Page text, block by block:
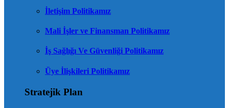
İletişim Politikamız
Mali İşler ve Finansman Politikamız
İş Sağlığı Ve Güvenliği Politikamız
Üye İlişkileri Politikamız
Stratejik Plan